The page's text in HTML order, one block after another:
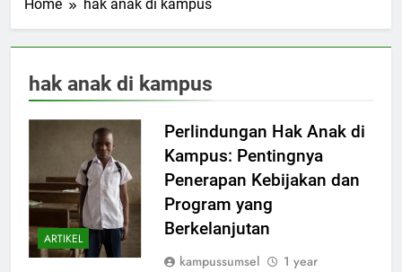
Home hak anak di kampus
hak anak di kampus
ARTIKEL
Perlindungan Hak Anak di
Kampus: Pentingnya
Penerapan Kebijakan dan
Program yang
Berkelanjutan
kampussumsel
1 year